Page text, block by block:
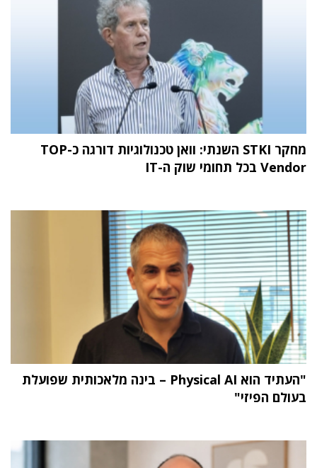
מחקר STKI השנתי: וואן טכנולוגיות דורגה כ-TOP
Vendor בכל תחומי שוק ה-IT
"העתיד הוא Physical AI – בינה מלאכותית שפועלת
בעולם הפיזי"